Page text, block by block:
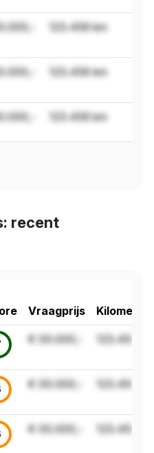
123.456 km
123.456 km
123.456 km
recent
Vraagprijs
€ 00.000,- 123.456 km
€ 00.000,- 123.456 km
€ 00.000,- 123.456 km